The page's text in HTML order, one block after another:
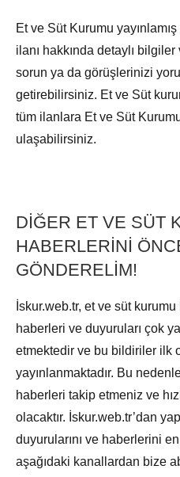
Et ve Süt Kurumu
ilanı hakkında detaylı
sorun ya da görüşlerinizi
getirebilirsiniz. Et ve Süt
tüm ilanlara Et ve Süt
ulaşabilirsiniz.
DİĞER ET VE SÜT
HABERLERİNİ
GÖNDERELİM!
İskur.web.tr, et ve süt
haberleri ve duyuruları çok
etmektedir ve bu bildiriler ilk
yayınlanmaktadır. Bu
haberleri takip etmeniz ve
olacaktır. İskur.web.tr’dan
duyurularını ve haberlerini
aşağıdaki kanallardan bize